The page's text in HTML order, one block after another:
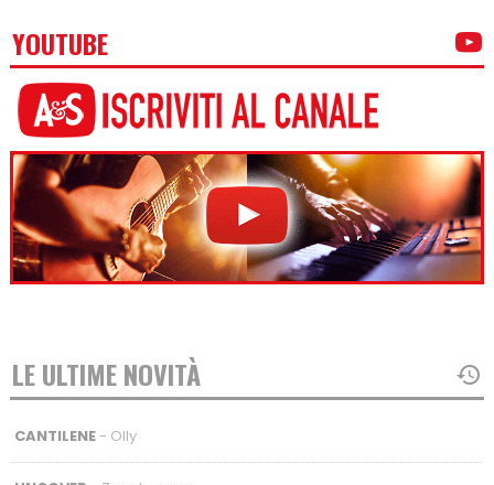
YOUTUBE
LE ULTIME NOVITÀ
CANTILENE- Olly